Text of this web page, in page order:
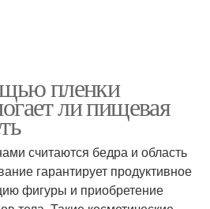
пленки
ли пищевая
считаются бедра и область
гарантирует продуктивное
фигуры и приобретение